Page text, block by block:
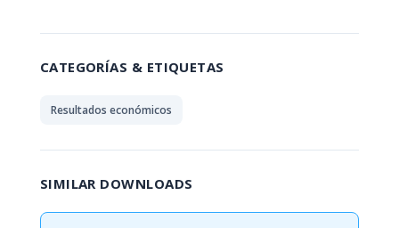
CATEGORÍAS & ETIQUETAS
Resultados económicos
SIMILAR DOWNLOADS